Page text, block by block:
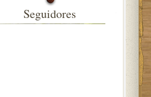
Seguidores